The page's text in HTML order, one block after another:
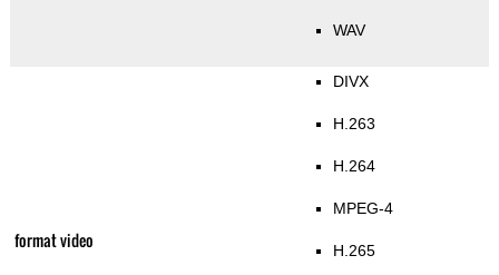
WAV
format video
DIVX
H.263
H.264
MPEG-4
H.265